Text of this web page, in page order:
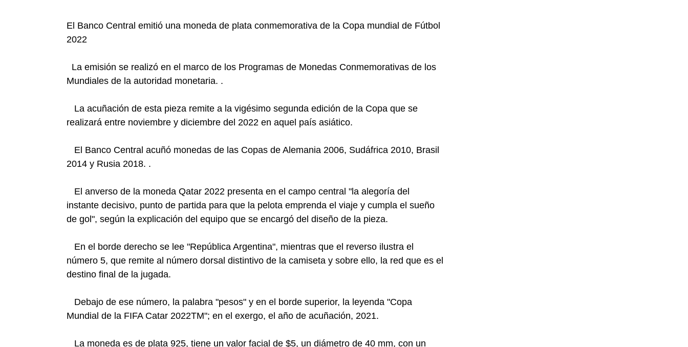
El Banco Central emitió una moneda de plata conmemorativa de la Copa mundial de Fútbol
2022
La emisión se realizó en el marco de los Programas de Monedas Conmemorativas de los
Mundiales de la autoridad monetaria. .
La acuñación de esta pieza remite a la vigésimo segunda edición de la Copa que se
realizará entre noviembre y diciembre del 2022 en aquel país asiático.
El Banco Central acuñó monedas de las Copas de Alemania 2006, Sudáfrica 2010, Brasil
2014 y Rusia 2018. .
El anverso de la moneda Qatar 2022 presenta en el campo central "la alegoría del
instante decisivo, punto de partida para que la pelota emprenda el viaje y cumpla el sueño
de gol", según la explicación del equipo que se encargó del diseño de la pieza.
En el borde derecho se lee "República Argentina", mientras que el reverso ilustra el
número 5, que remite al número dorsal distintivo de la camiseta y sobre ello, la red que es el
destino final de la jugada.
Debajo de ese número, la palabra "pesos" y en el borde superior, la leyenda "Copa
Mundial de la FIFA Catar 2022TM"; en el exergo, el año de acuñación, 2021.
La moneda es de plata 925, tiene un valor facial de $5, un diámetro de 40 mm, con un